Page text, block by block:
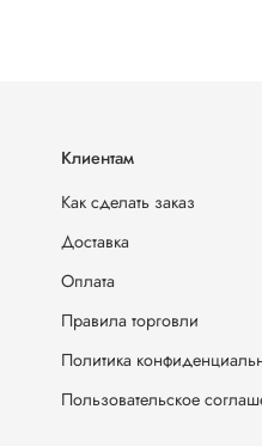
Клиентам
Как сделать заказ
Доставка
Оплата
Правила торговли
Политика
Пользовательское